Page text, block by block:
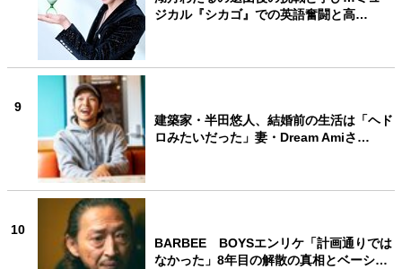
ジカル『シカゴ』での英語奮闘と高…
9
建築家・半田悠人、結婚前の生活は「ヘド
ロみたいだった」妻・Dream Amiさ…
10
BARBEE BOYSエンリケ「計画通りでは
なかった」8年目の解散の真相とベーシ…